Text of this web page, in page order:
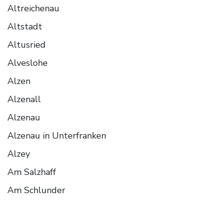
Altreichenau
Altstadt
Altusried
Alveslohe
Alzen
Alzenall
Alzenau
Alzenau in Unterfranken
Alzey
Am Salzhaff
Am Schlunder